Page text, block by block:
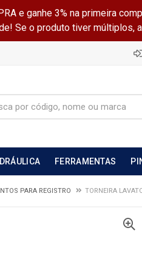
e ganhe 3% na primeira
Se o produto tiver múltiplos,
FERRAMENTAS
PARA REGISTRO TORNEIRA